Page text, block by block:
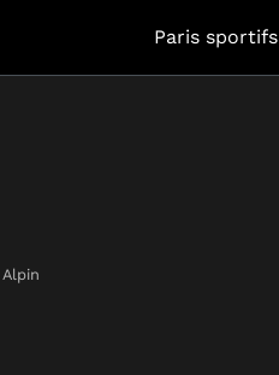
Paris sportifs
Alpin